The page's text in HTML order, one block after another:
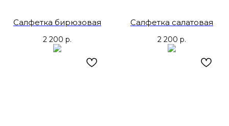
Салфетка бирюзовая
2 200 р.
Салфетка салатовая
2 200 р.